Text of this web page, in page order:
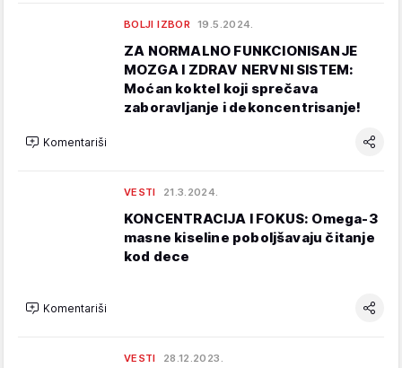
BOLJI IZBOR 19.5.2024.
ZA NORMALNO FUNKCIONISANJE
MOZGA I ZDRAV NERVNI SISTEM:
Moćan koktel koji sprečava
zaboravljanje i dekoncentrisanje!
Komentariši
VESTI 21.3.2024.
KONCENTRACIJA I FOKUS: Omega-3
masne kiseline poboljšavaju čitanje
kod dece
Komentariši
VESTI 28.12.2023.